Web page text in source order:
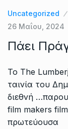
Uncategorized
26 Μαΐου, 2024
Πάει
To The
ταινία του
διεθνή
film makers
πρωτεύουσα